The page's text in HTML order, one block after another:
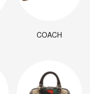
COACH